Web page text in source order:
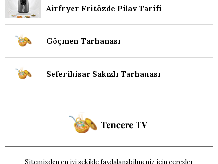
Airfryer Fritözde Pilav Tarifi
Göçmen Tarhanası
Seferihisar Sakızlı Tarhanası
© 2026 Tencere Tv - Tüm hakları saklıdır.
Sitemizden en iyi şekilde faydalanabilmeniz için çerezler